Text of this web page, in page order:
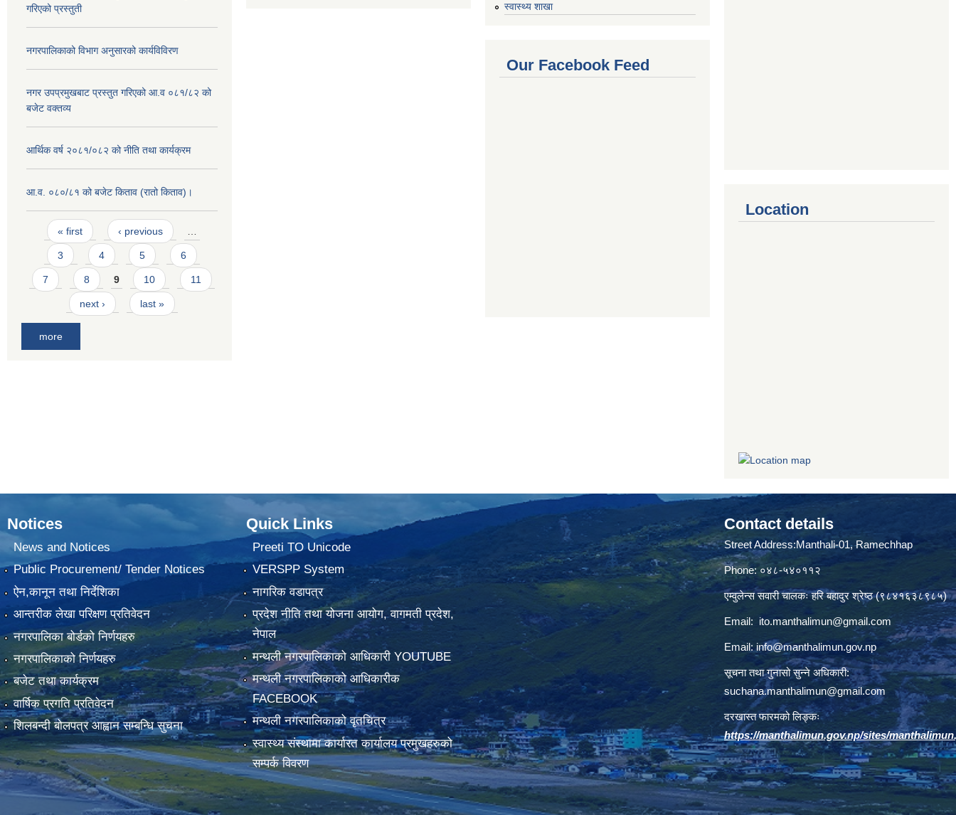
गरिएको प्रस्तुती
नगरपालिकाको विभाग अनुसारको कार्यविविरण
नगर उपप्रमुखबाट प्रस्तुत गरिएको आ.व ०८१/८२ को
बजेट वक्तव्य
आर्थिक वर्ष २०८१/०८२ को नीति तथा कार्यक्रम
आ.व. ०८०/८१ को बजेट किताव (रातो किताव)।
Pages
« first ‹ previous
3 4 5 6
7 8 9 10 11
next › last »
more
स्वास्थ्य शाखा
Our Facebook Feed
Location
Notices
News and Notices
Public Procurement/ Tender Notices
ऐन,कानून तथा निर्देशिका
आन्तरीक लेखा परिक्षण प्रतिवेदन
नगरपालिका बोर्डको निर्णयहरु
नगरपालिकाको निर्णयहरु
बजेट तथा कार्यक्रम
वार्षिक प्रगति प्रतिवेदन
शिलबन्दी बोलपत्र आह्वान सम्बन्धि सुचना
Quick Links
Preeti TO Unicode
VERSPP System
नागरिक वडापत्र
प्रदेश नीति तथा योजना आयोग, वागमती प्रदेश,
नेपाल
मन्थली नगरपालिकाको आधिकारी YOUTUBE
मन्थली नगरपालिकाको आधिकारीक
FACEBOOK
मन्थली नगरपालिकाको वृतचित्र
स्वास्थ्य संस्थामा कार्यारत कार्यालय प्रमुखहरुको
सम्पर्क विवरण
Contact details
Street Address:Manthali-01, Ramechhap
Phone: ०४८-५४०११२
एम्वुलेन्स सवारी चालकः हरि बहादुर श्रेष्ठ (९८४१६३८९८५)
Email: ito.manthalimun@gmail.com
Email:info@manthalimun.gov.np
सूचना तथा गुनासो सुन्ने अधिकारी:
suchana.manthalimun@gmail.com
दरखास्त फारमको लिङ्कः
https://manthalimun.gov.np/sites/